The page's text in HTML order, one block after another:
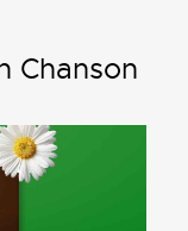
Chanson